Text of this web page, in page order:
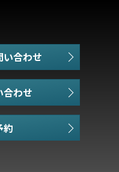
合わせ
合わせ